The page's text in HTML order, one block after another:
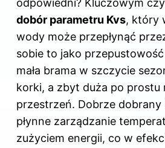
odpowiedni? Kluczowym
dobór parametru Kvs, który
wody może przepłynąć
sobie to jako
mała brama w szczycie
korki, a zbyt duża po prostu
przestrzeń. Dobrze dobrany
płynne zarządzanie
zużyciem energii, co w